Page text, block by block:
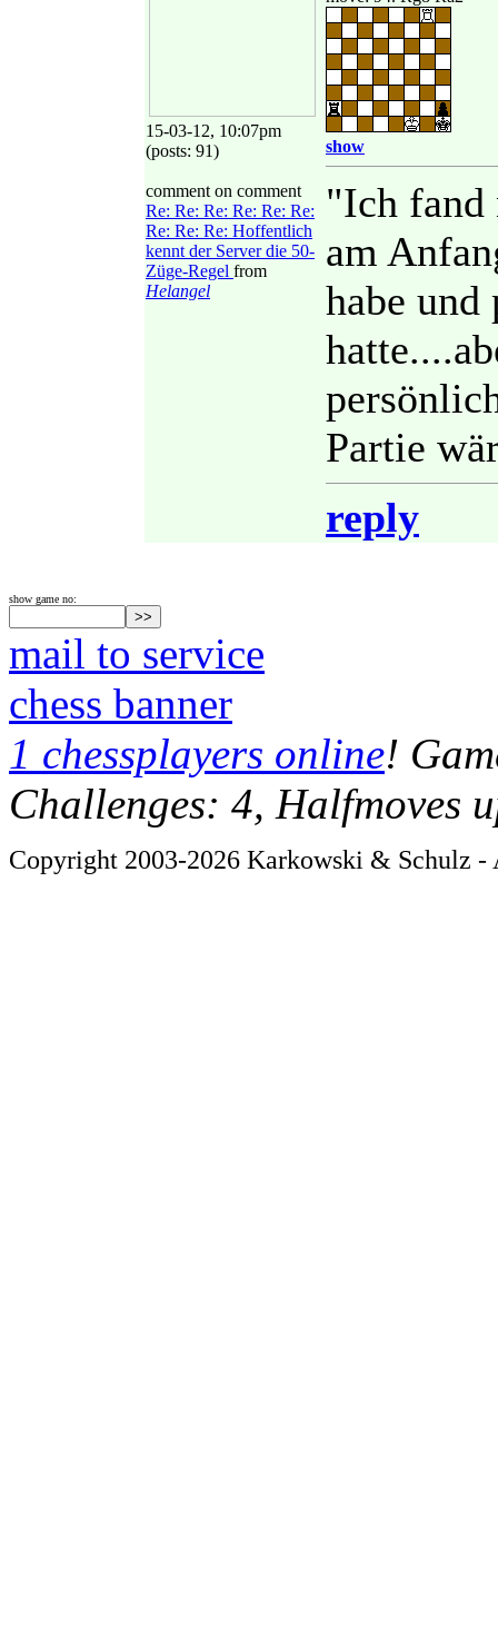
15-03-12, 10:07pm
(posts: 91)
comment on comment
Re: Re: Re: Re: Re: Re:
Re: Re: Re: Hoffentlich
kennt der Server die 50-
Züge-Regel from
Helangel
show
"Ich fand
am
habe
Partie
reply
show game no:
mail to service
chess banner
1 chessplayers online!
Challenges: 4, Halfmoves
Copyright 2003-2026 Karkowski & Schulz